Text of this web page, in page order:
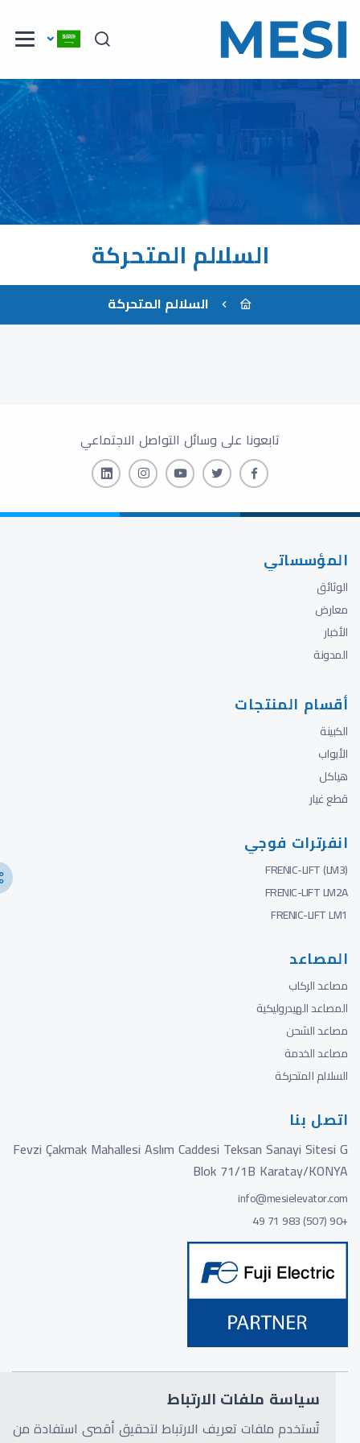
السلالم المتحركة
السلالم المتحركة
تابعونا على وسائل التواصل الاجتماعي
المؤسساتي
الوثائق
معارض
الأخبار
المدونة
أقسام المنتجات
الكبينة
الأبواب
هياكل
قطع غيار
انفرترات فوجي
FRENIC-LIFT (LM3)
FRENIC-LIFT LM2A
FRENIC-LIFT LM1
المصاعد
مصاعد الركاب
المصاعد الهيدروليكية
مصاعد الشحن
مصاعد الخدمة
السلالم المتحركة
اتصل بنا
Fevzi Çakmak Mahallesi Aslım Caddesi Teksan Sanayi Sitesi G
Blok 71/1B Karatay/KONYA
info@mesielevator.com
ELEVATOR
سياسة ملفات الارتباط
تُستخدم ملفات تعريف الارتباط لتحقيق أقصى استفادة من